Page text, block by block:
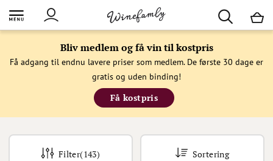
Bliv medlem og få vin til kostpris
Få adgang til endnu lavere priser som medlem. De første 30 dage er
gratis og uden binding!
Få kostpris
Filter(143) Sortering